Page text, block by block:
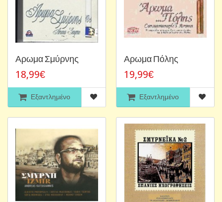
Αρωμα Σμύρνης
18,99€
Εξαντλημένο
Αρωμα Πόλης
19,99€
Εξαντλημένο